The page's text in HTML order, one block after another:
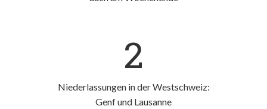
2
Niederlassungen in der Westschweiz:
Genf und Lausanne